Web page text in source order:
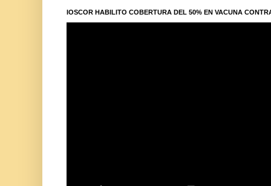
IOSCOR HABILITO COBERTURA DEL 50% EN VACUNA